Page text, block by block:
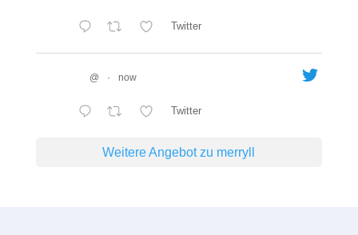
Twitter
@ · now
Twitter
Weitere Angebot zu merryll